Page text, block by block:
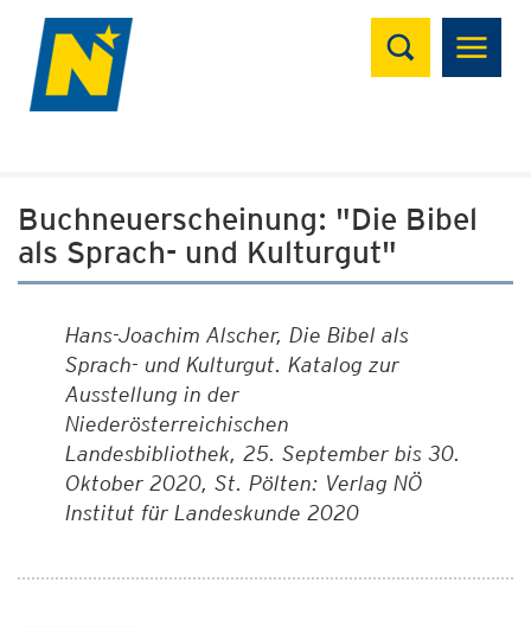
Suchen
Buchneuerscheinung: "Die Bibel
als Sprach- und Kulturgut"
Hans-Joachim Alscher, Die Bibel als
Sprach- und Kulturgut. Katalog zur
Ausstellung in der
Niederösterreichischen
Landesbibliothek, 25. September bis 30.
Oktober 2020, St. Pölten: Verlag NÖ
Institut für Landeskunde 2020